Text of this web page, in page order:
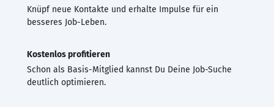
Knüpf neue Kontakte und erhalte Impulse für ein
besseres Job-Leben.
Kostenlos profitieren
Schon als Basis-Mitglied kannst Du Deine Job-Suche
deutlich optimieren.